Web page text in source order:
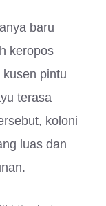
baru
keropos
pintu
terasa
koloni
luas dan